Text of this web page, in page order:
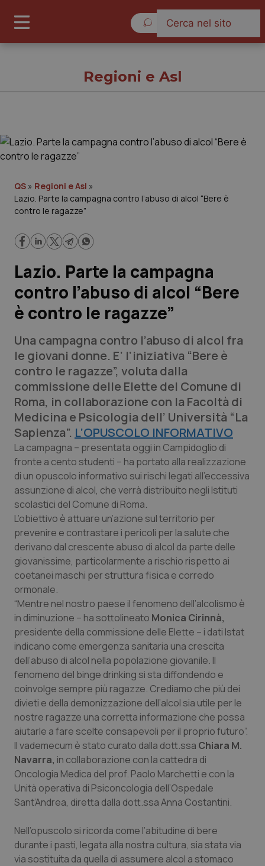
Governo e Parlamento
Regioni e Asl
Lavoro e Professioni
Scienza e Farmaci
Studi e Analisi
Lettere al direttore
Edizioni Regionali
QS Pro
Professionisti Sanitari.AI
Abruzzo
Basilicata
Calabria
Campania
Emilia-Romagna
Friuli Venezia Giulia
Lazio
Liguria
Lombardia
Marche
Molise
Provincia Autonoma di Bolzano
QS Pro Gold
Artrite & artrosi
Asma & BPCO
Car-T
Colesterolo & coronaropatie
Dermatite Atopica
Diabete & glucometri
Disturbi dell’umore
Dolore
Donna & Salute
Epatiti
Infezioni & Febbre
QS Club Newsletter
Regioni e Asl
QS » Regioni e Asl »
Lazio. Parte la campagna contro l’abuso di alcol “Bere è
contro le ragazze”
Lazio. Parte la campagna
contro l’abuso di alcol “Bere
è contro le ragazze”
Una campagna contro l’abuso di alcol fra
le giovani donne. E’ l’iniziativa “Bere è
contro le ragazze”, voluta dalla
commissione delle Elette del Comune di
Roma, in collaborazione con la Facoltà di
Medicina e Psicologia dell’ Università “La
Sapienza”. L’OPUSCOLO INFORMATIVO
La campagna – presentata oggi in Campidoglio di
fronte a cento studenti – ha portato alla realizzazione
di un opuscolo informativo sui rischi legati all’eccessiva
assunzione di alcol, che verrà distribuito negli Istituti
scolastici del Comune di Roma.
L’obiettivo è attuare un’azione sul territorio per
prevenire e contrastare i pericoli per la salute che
derivano dal crescente abuso di alcol da parte delle
giovanissime, particolarmente a rischio rispetto ai
coetanei maschi per struttura fisica e corredo
ormonale.
“Mentre nel nostro paese il fenomeno dell’alcolismo è
in diminuzione – ha sottolineato Monica Cirinnà,
presidente della commissione delle Elette – i dati Istat
indicano come emergenza sanitaria una crescita
dell’abuso di alcol nella popolazione giovanile. Il
fenomeno del binge drinking si sta diffondendo e
coinvolge sempre più ragazze. Crediamo che più dei
divieti e della demonizzazione dell’alcol sia utile per le
nostre ragazze una corretta informazione che possa
aiutarle a fare scelte consapevoli per il proprio futuro”.
Il vademecum è stato curato dalla dott.ssa Chiara M.
Navarra, in collaborazione con la cattedra di
Oncologia Medica del prof. Paolo Marchetti e con la
Unità operativa di Psiconcologia dell’Ospedale
Sant’Andrea, diretta dalla dott.ssa Anna Costantini.
Nell’opuscolo si ricorda come l’abitudine di bere
durante i pasti, legata alla nostra cultura, sia stata via
via sostituita da quella di assumere alcol a stomaco